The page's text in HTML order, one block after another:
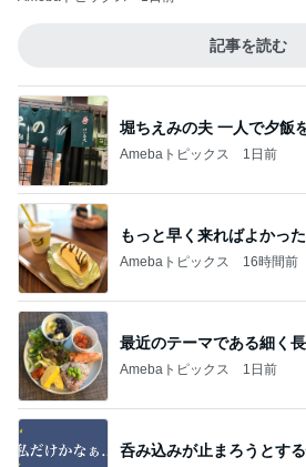
記事を読む
堀ちえみの夫 一人で夕飯
Amebaトピックス 1日前
もっと早く来ればよかっ
Amebaトピックス 16時間前
最近のテーマである細く
Amebaトピックス 1日前
呑み込みが止まろうとす